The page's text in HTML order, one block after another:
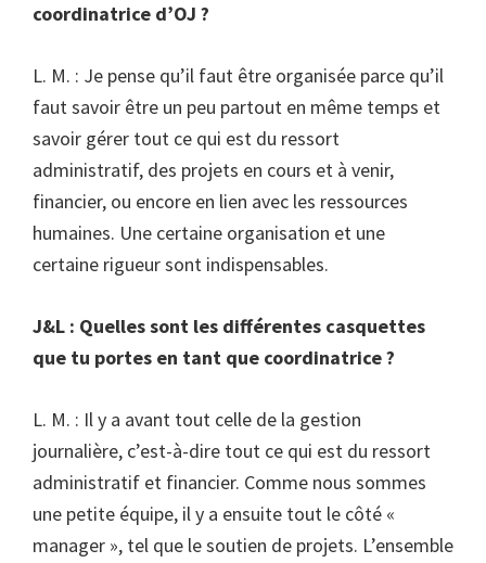
coordinatrice d’OJ ?
L. M. : Je pense qu’il faut être organisée parce qu’il
faut savoir être un peu partout en même temps et
savoir gérer tout ce qui est du ressort
administratif, des projets en cours et à venir,
financier, ou encore en lien avec les ressources
humaines. Une certaine organisation et une
certaine rigueur sont indispensables.
J&L : Quelles sont les différentes casquettes
que tu portes en tant que coordinatrice ?
L. M. : Il y a avant tout celle de la gestion
journalière, c’est-à-dire tout ce qui est du ressort
administratif et financier. Comme nous sommes
une petite équipe, il y a ensuite tout le côté «
manager », tel que le soutien de projets. L’ensemble